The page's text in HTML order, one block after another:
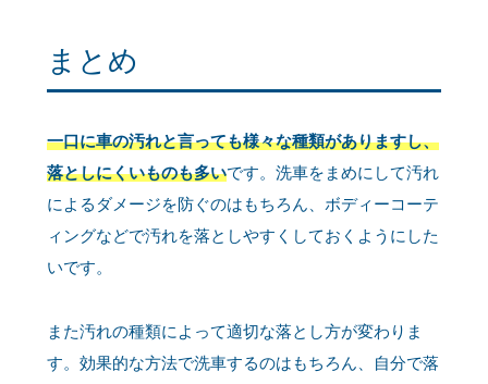
まとめ
一口に車の汚れと言っても様々な種類がありますし、
落としにくいものも多いです。洗車をまめにして汚れ
によるダメージを防ぐのはもちろん、ボディーコーテ
ィングなどで汚れを落としやすくしておくようにした
いです。
また汚れの種類によって適切な落とし方が変わりま
す。効果的な方法で洗車するのはもちろん、自分で落